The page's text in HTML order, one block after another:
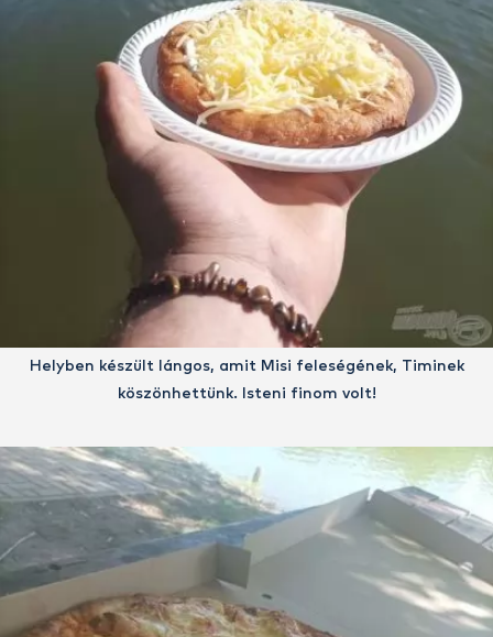
Helyben készült lángos, amit Misi feleségének, Timinek
köszönhettünk. Isteni finom volt!